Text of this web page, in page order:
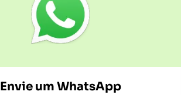
Envie um WhatsApp